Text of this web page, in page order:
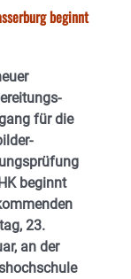
beginnt
für die
beginnt
23.
an der